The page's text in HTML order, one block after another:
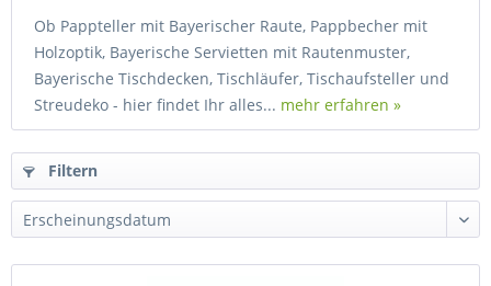
Ob Pappteller mit Bayerischer Raute, Pappbecher mit
Holzoptik, Bayerische Servietten mit Rautenmuster,
Bayerische Tischdecken, Tischläufer, Tischaufsteller und
Streudeko - hier findet Ihr alles... mehr erfahren »
Filtern